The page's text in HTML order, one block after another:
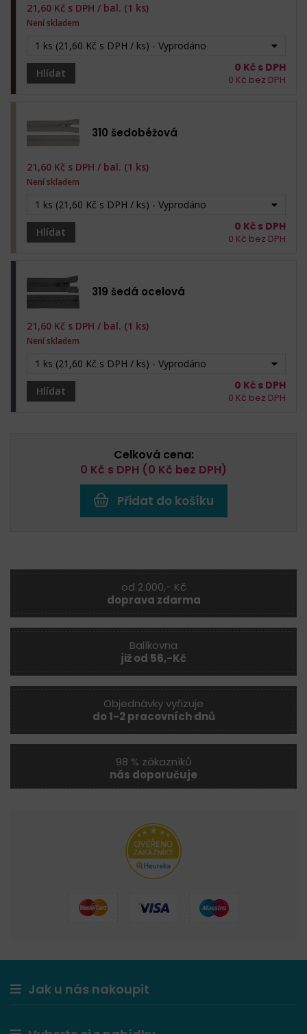
1 ks (21,60 Kč s DPH / ks) - Vyprodáno
Hlídat
21,60 Kč s DPH / bal. (1 ks)
Není skladem
0 Kč s DPH
0 Kč bez DPH
310 šedobéžová
1 ks (21,60 Kč s DPH / ks) - Vyprodáno
Hlídat
21,60 Kč s DPH / bal. (1 ks)
Není skladem
0 Kč s DPH
0 Kč bez DPH
319 šedá ocelová
1 ks (21,60 Kč s DPH / ks) - Vyprodáno
Hlídat
21,60 Kč s DPH / bal. (1 ks)
Není skladem
0 Kč s DPH
0 Kč bez DPH
Celková cena:
0 Kč s DPH (0 Kč bez DPH)
Přidat do košíku
od 2.000,- Kč
doprava zdarma
Balíkovna
již od 56,-Kč
Objednávky vyřizuje
do 1-2 pracovních dnů
98 % zákazníků
nás doporučuje
Jak u nás nakoupit